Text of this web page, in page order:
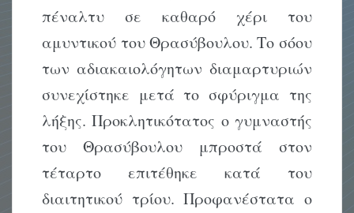
πέναλτυ σε καθαρό χέρι του
αμυντικού του Θρασύβουλου. Το σόου
των αδιακαιολόγητων διαμαρτυριών
συνεχίστηκε μετά το σφύριγμα της
λήξης. Προκλητικότατος ο γυμναστής
του Θρασύβουλου μπροστά στον
τέταρτο επιτέθηκε κατά του
διαιτητικού τρίου. Προφανέστατα ο